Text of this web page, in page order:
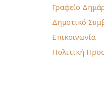
Γραφείο
Δημοτικό
Επικοινωνία
Πολιτική